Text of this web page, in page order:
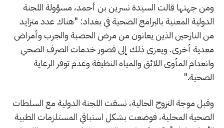
ومن جهتها قالت السيدة نسرين بن أحمد، مسؤولة اللجنة
الدولية المعنية بالبرامج الصحية في بغداد: "هناك عدد متزايد
من النازحين الذين يعانون من مرض الحصبة والجرب وأمراض
معدية أخرى. ويعزى ذلك إلى قصور خدمات الصرف الصحي
وانعدام المأوى اللائق والمياه النظيفة وعدم توفر الرعاية
الصحية."
وقبل موجة النزوح الحالية، نسقت اللجنة الدولية مع السلطات
الصحية المحلية، فوضعت بشكل استباقي المستلزمات الطبية